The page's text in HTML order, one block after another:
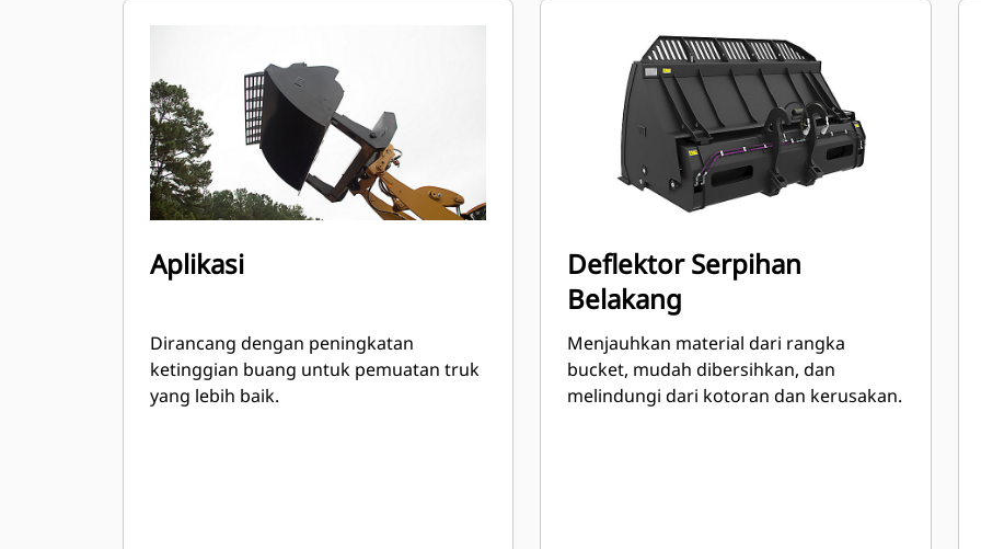
Aplikasi
Dirancang dengan peningkatan
ketinggian buang untuk pemuatan truk
yang lebih baik.
Deflektor Serpihan
Belakang
Menjauhkan material dari rangka
bucket, mudah dibersihkan, dan
melindungi dari kotoran dan kerusakan.